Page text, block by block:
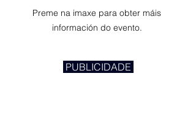
Preme na imaxe para obter máis
información do evento.
PUBLICIDADE